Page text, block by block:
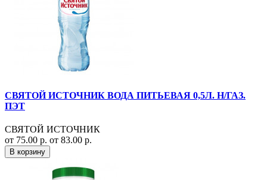
СВЯТОЙ ИСТОЧНИК ВОДА ПИТЬЕВАЯ 0,5Л. Н/ГАЗ.
ПЭТ
СВЯТОЙ ИСТОЧНИК
от 75.00 р. от 83.00 р.
В корзину